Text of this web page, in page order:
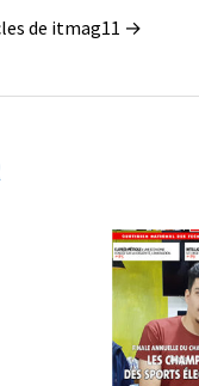
de itmag11 →